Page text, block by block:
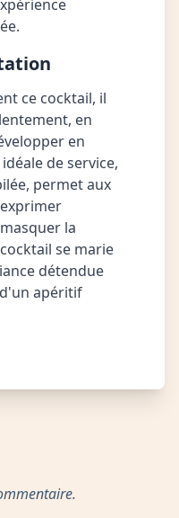
ce cocktail, il
en
en
de service,
permet aux
la
se marie
détendue
apéritif